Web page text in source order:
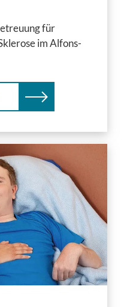
für
im Alfons-